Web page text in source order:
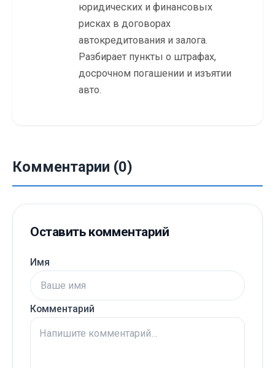
юридических и финансовых
рисках в договорах
автокредитования и залога.
Разбирает пункты о штрафах,
досрочном погашении и изъятии
авто.
Комментарии (0)
Оставить комментарий
Имя
Комментарий